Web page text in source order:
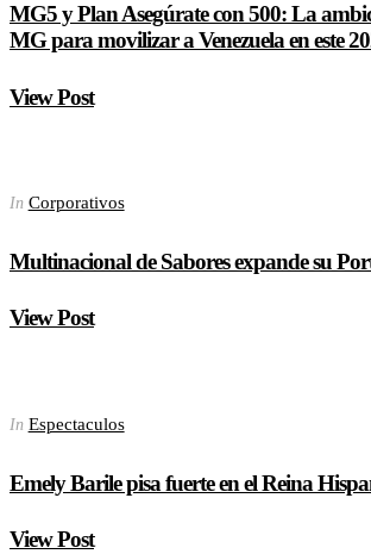
MG5 y Plan Asegúrate con 500: La
MG para movilizar a Venezuela en este
View Post
In Corporativos
Multinacional de Sabores expande su
View Post
In Espectaculos
Emely Barile pisa fuerte en el Reina
View Post